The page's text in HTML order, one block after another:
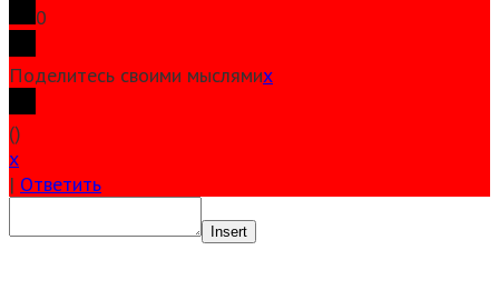
0
Поделитесь своими мыслямиx
()
x
| Ответить
Insert